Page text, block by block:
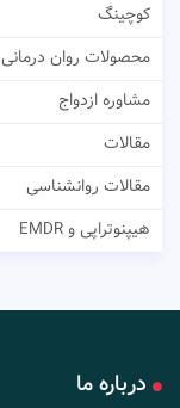
کوچینگ
محصولات روان درمانی
مشاوره ازدواج
مقالات
مقالات روانشناسی
هیپنوتراپی و EMDR
درباره ما